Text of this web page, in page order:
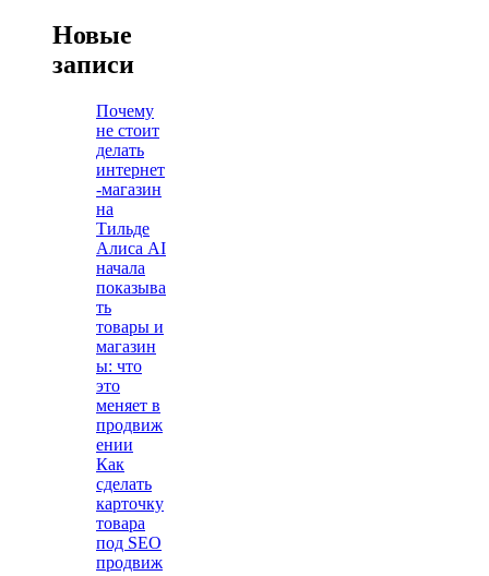
Новые
записи
Почему
не стоит
делать
интернет
-магазин
на
Тильде
Алиса AI
начала
показыва
ть
товары и
магазин
ы: что
это
меняет в
продвиж
ении
Как
сделать
карточку
товара
под SEO
продвиж